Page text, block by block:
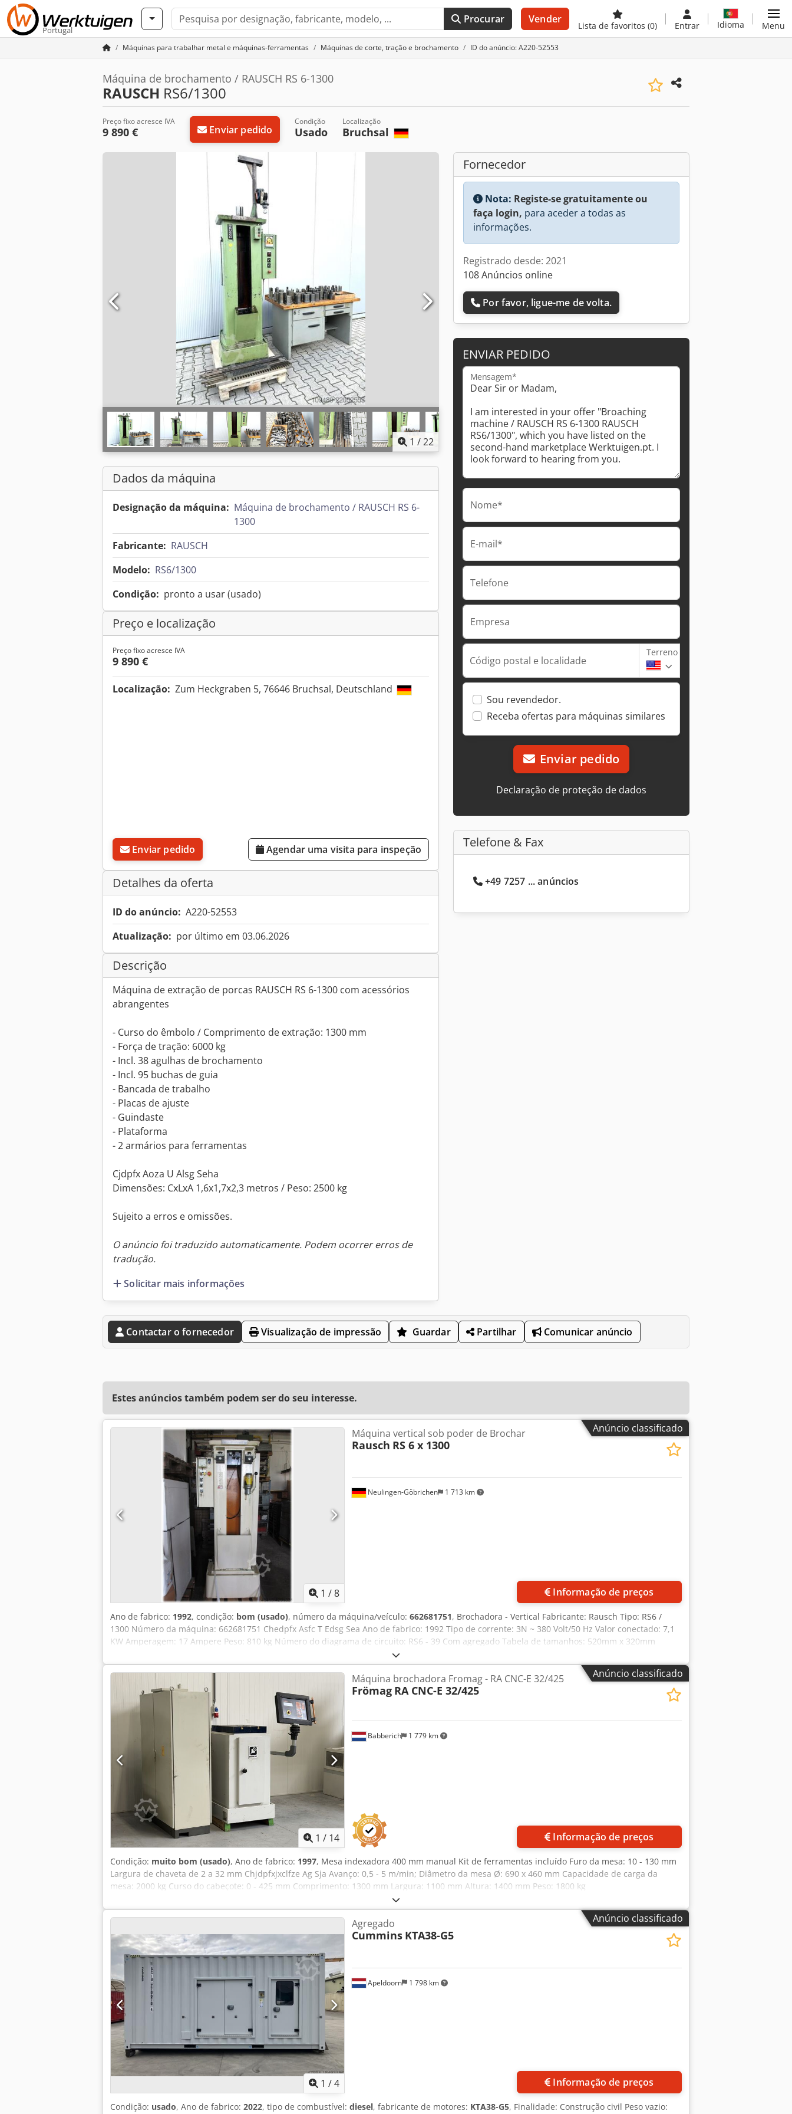
Portugal
Procurar Vender
Lista de favoritos (0) Entrar Idioma Menu
Máquinas para trabalhar metal e máquinas-ferramentas Máquinas de corte, tração e brochamento ID do anúncio: A220-52553
Máquina de brochamento / RAUSCH RS 6-1300
RAUSCH RS6/1300
Preço fixo acresce IVA
9 890 € Enviar pedido
Condição
Usado
Localização
Bruchsal
1 /22
Dados da máquina
Designação da máquina: Máquina de brochamento / RAUSCH RS 6-
1300
Fabricante: RAUSCH
Modelo: RS6/1300
Condição: pronto a usar (usado)
Preço e localização
Preço fixo acresce IVA
9 890 €
Localização: Zum Heckgraben 5, 76646 Bruchsal, Deutschland
Enviar pedido Agendar uma visita para inspeção
Detalhes da oferta
ID do anúncio: A220-52553
Atualização: por último em 03.06.2026
Descrição
Máquina de extração de porcas RAUSCH RS 6-1300 com acessórios
abrangentes
- Curso do êmbolo / Comprimento de extração: 1300 mm
- Força de tração: 6000 kg
- Incl. 38 agulhas de brochamento
- Incl. 95 buchas de guia
- Bancada de trabalho
- Placas de ajuste
- Guindaste
- Plataforma
- 2 armários para ferramentas
Cjdpfx Aoza U Alsg Seha
Dimensões: CxLxA 1,6x1,7x2,3 metros / Peso: 2500 kg
Sujeito a erros e omissões.
O anúncio foi traduzido automaticamente. Podem ocorrer erros de
tradução.
Solicitar mais informações
Fornecedor
Nota: Registe-se gratuitamente ou
faça login, para aceder a todas as
informações.
Registrado desde: 2021
108 Anúncios online
Por favor, ligue-me de volta.
ENVIAR PEDIDO
Mensagem*
Nome*
E-mail*
Telefone
Empresa
Código postal e localidade
Terreno
Sou revendedor.
Receba ofertas para máquinas similares
Enviar pedido
Declaração de proteção de dados
Telefone & Fax
+49 7257 ... anúncios
Contactar o fornecedor Visualização de impressão Guardar Partilhar Comunicar anúncio
Estes anúncios também podem ser do seu interesse.
Anúncio classificado
1 /8
Neulingen-Göbrichen 1 713 km
Máquina vertical sob poder de Brochar
Rausch RS 6 x 1300
Informação de preços
Ano de fabrico: 1992, condição: bom (usado), número da máquina/veículo: 662681751, Brochadora - Vertical Fabricante: Rausch Tipo: RS6 /
1300 Número da máquina: 662681751 Chedpfx Asfc T Edsg Sea Ano de fabrico: 1992 Tipo de corrente: 3N ~ 380 Volt/50 Hz Valor conectado: 7,1
KW Amperagem: 17 Ampere Peso: 810 kg Número do diagrama de circuito: RS6 - 39 Com agregado Tabela de tamanhos: 520mm x 320mm
Anúncio classificado
1 / 14
Babberich 1 779 km
Máquina brochadora Fromag - RA CNC-E 32/425
Frömag RA CNC-E 32/425
Informação de preços
Condição: muito bom (usado), Ano de fabrico: 1997, Mesa indexadora 400 mm manual Kit de ferramentas incluído Furo da mesa: 10 - 130 mm
Largura de chaveta de 2 a 32 mm Chjdpfxjxclfze Ag Sja Avanço: 0,5 - 5 m/min; Diâmetro da mesa Ø: 690 x 460 mm Capacidade de carga da
mesa: 2000 kg Curso do cabeçote: 0 - 425 mm Comprimento: 1300 mm Largura: 1100 mm Altura: 1400 mm Peso: 1800 kg
Anúncio classificado
1 /4
Apeldoorn 1 798 km
Agregado
Cummins KTA38-G5
Informação de preços
Condição: usado, Ano de fabrico: 2022, tipo de combustível: diesel, fabricante de motores: KTA38-G5, Finalidade: Construção civil Peso vazio: